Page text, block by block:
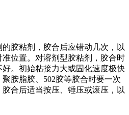
胶粘剂，胶合后应错动几次，以
位置。对溶剂型胶粘剂，胶合时
。初始粘接力大或固化速度极快
胺脂胶、502胶等胶合时要一次
合后适当按压、锤压或滚压，以